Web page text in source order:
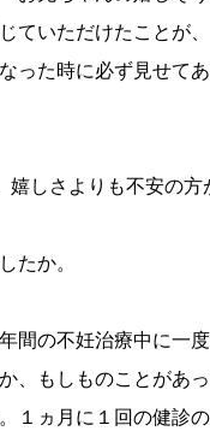
ていただけたことが
った時に必ず見せて
しさよりも不安の方
たか。
間の不妊治療中に一
、もしものことがあ
１ヵ月に１回の健診